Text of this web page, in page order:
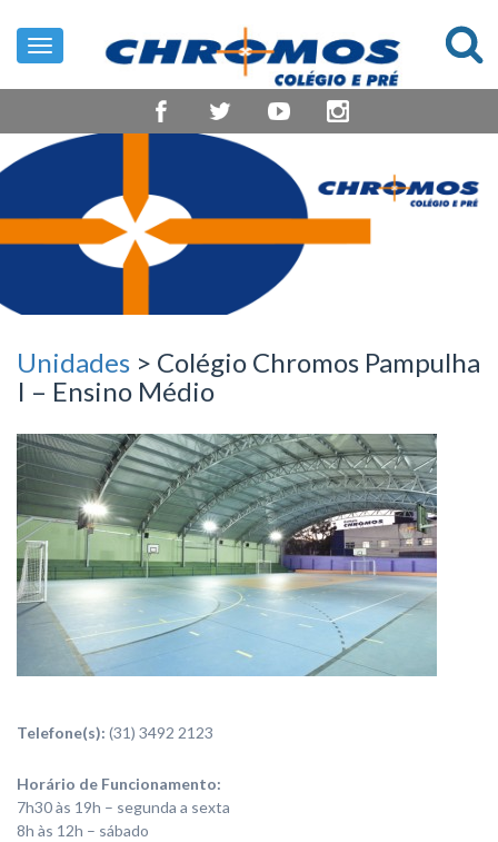
Toggle
navigation
Unidades > Colégio Chromos Pampulha
I – Ensino Médio
Telefone(s): (31) 3492 2123
Horário de Funcionamento:
7h30 às 19h – segunda a sexta
8h às 12h – sábado